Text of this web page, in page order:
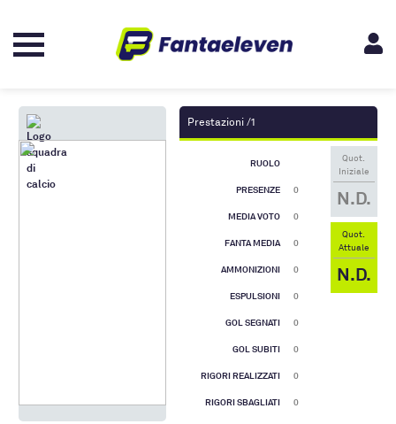
Prestazioni /1
RUOLO
PRESENZE 0
MEDIA VOTO 0
FANTA MEDIA 0
AMMONIZIONI 0
ESPULSIONI 0
GOL SEGNATI 0
GOL SUBITI 0
RIGORI REALIZZATI 0
RIGORI SBAGLIATI 0
Quot.
Iniziale
N.D.
Quot.
Attuale
N.D.